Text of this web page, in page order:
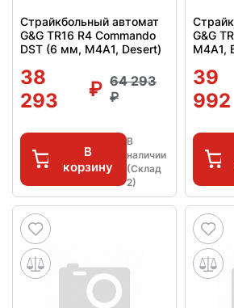
Страйкбольный автомат
G&G TR16 R4 Commando
DST (6 мм, M4A1, Desert)
38
293
64 293
В
корзину
В
наличии
(Склад
2)
G&G
M4A1,
39
992